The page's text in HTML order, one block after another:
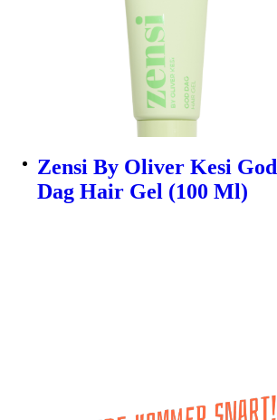
Zensi By Oliver Kesi God
Dag Hair Gel (100 Ml)